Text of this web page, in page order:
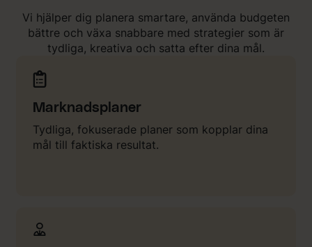
Vi hjälper dig planera smartare, använda budgeten
bättre och växa snabbare med strategier som är
tydliga, kreativa och satta efter dina mål.
Marknadsplaner
Tydliga, fokuserade planer som kopplar dina
mål till faktiska resultat.